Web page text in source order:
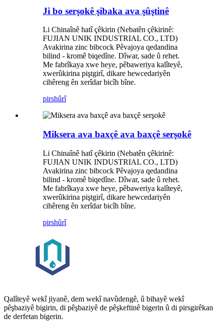
Ji bo serşokê şibaka ava şûştinê
Li Chinaînê hatî çêkirin (Nebatên çêkirinê:
FUJIAN UNIK INDUSTRIAL CO., LTD)
Avakirina zinc bibcock Pêvajoya qedandina
bilind - kromê biqedîne. Dîwar, sade û rehet.
Me fabrîkaya xwe heye, pêbaweriya kalîteyê,
xwerûkirina piştgirî, dikare hewcedariyên
cihêreng ên xerîdar bicîh bîne.
pirshûrî
Miksera ava baxçê ava baxçê serşokê
Li Chinaînê hatî çêkirin (Nebatên çêkirinê:
FUJIAN UNIK INDUSTRIAL CO., LTD)
Avakirina zinc bibcock Pêvajoya qedandina
bilind - kromê biqedîne. Dîwar, sade û rehet.
Me fabrîkaya xwe heye, pêbaweriya kalîteyê,
xwerûkirina piştgirî, dikare hewcedariyên
cihêreng ên xerîdar bicîh bîne.
pirshûrî
Qalîteyê wekî jiyanê, dem wekî navûdengê, û bihayê wekî
pêşbaziyê bigirin, di pêşbaziyê de pêşkeftinê bigerin û di pirsgirêkan
de derfetan bigerin.